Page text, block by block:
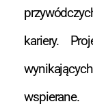
kariery.
wspierane.